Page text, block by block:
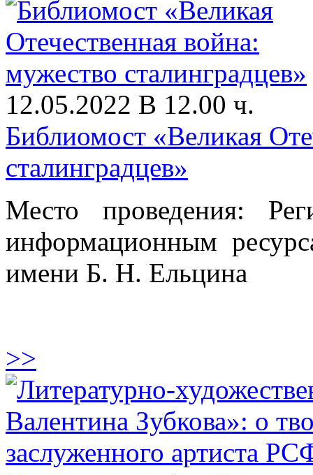
12.05.2022 В 12.00 ч.
Библиомост «Великая
сталинградцев»
Место проведения:
информационным
имени Б. Н. Ельцина
>>